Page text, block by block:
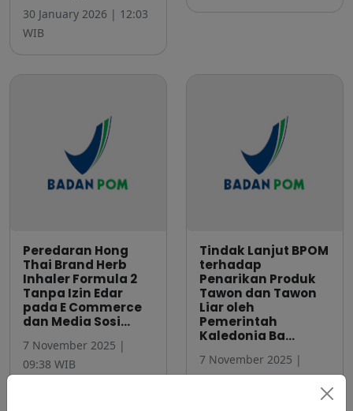
30 January 2026 | 12:03
WIB
Peredaran Hong
Thai Brand Herb
Inhaler Formula 2
Tanpa Izin Edar
pada E Commerce
dan Media Sosi...
7 November 2025 |
09:38 WIB
Tindak Lanjut BPOM
terhadap
Penarikan Produk
Tawon dan Tawon
Liar oleh
Pemerintah
Kaledonia Ba...
7 November 2025 |
08:18 WIB